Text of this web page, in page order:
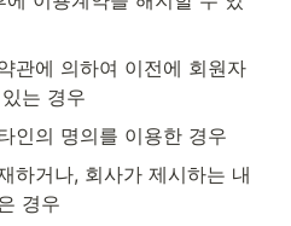
관에 의하여 이전에 회원자
는 경우
인의 명의를 이용한 경우
하거나, 회사가 제시하는 내
경우